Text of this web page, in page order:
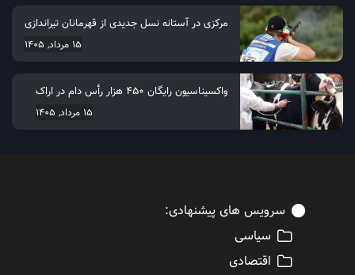
مرکزی در آستانه نسل جدیدی از قهرمانان تیراندازی
15 مرداد, 1405
واکسیناسیون رایگان ۴۵۰ هزار رأس دام در اراک
15 مرداد, 1405
سرویس های پیشنهادی:
سیاسی
اقتصادی